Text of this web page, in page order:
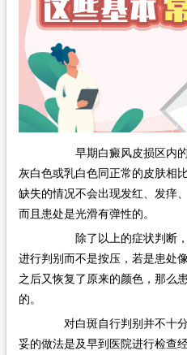
早期白癜风皮损区内的
灰白色或乳白色同正常的皮肤相
缺失的情况不会出现发红、发痒
而且患处是光滑有弹性的。
除了以上的症状判断，
进行判别而不是按压，若是患处
之后又恢复了原来的颜色，那么
的。
对白斑自行判别并不十分
妥的做法是及早到医院进行检查